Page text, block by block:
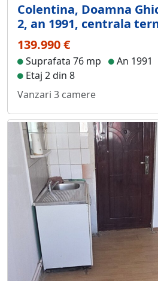
Colentina, Doamna
2, an 1991, centrala
139.990 €
Suprafata 76 mp An 1991
Etaj 2 din 8
Vanzari 3 camere